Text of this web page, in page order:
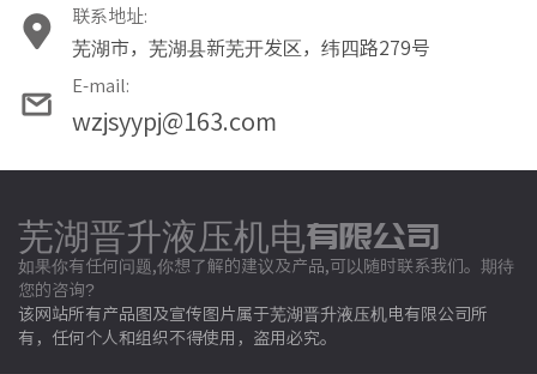
联系地址:
芜湖市，芜湖县新芜开发区，纬四路279号
E-mail:
wzjsyypj@163.com
芜湖晋升液压机电有限公司
如果你有任何问题,你想了解的建议及产品,可以随时联系我们。期待
您的咨询?
该网站所有产品图及宣传图片属于芜湖晋升液压机电有限公司所
有，任何个人和组织不得使用，盗用必究。